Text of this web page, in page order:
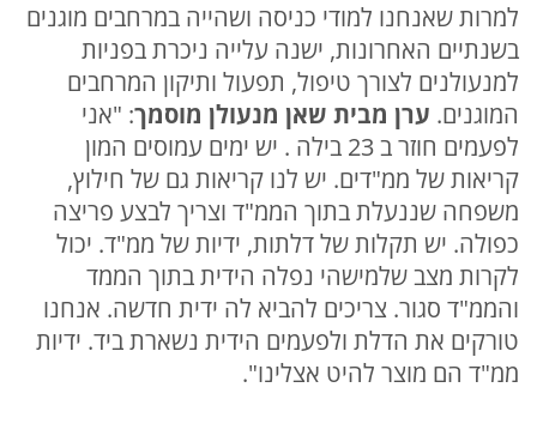
למרות שאנחנו למודי כניסה ושהייה במרחבים מוגנים
בשנתיים האחרונות, ישנה עלייה ניכרת בפניות
למנעולנים לצורך טיפול, תפעול ותיקון המרחבים
המוגנים. ערן מבית שאן מנעולן מוסמך: "אני
לפעמים חוזר ב 23 בילה . יש ימים עמוסים המון
קריאות של ממ"דים. יש לנו קריאות גם של חילוץ,
משפחה שננעלת בתוך הממ"ד וצריך לבצע פריצה
כפולה. יש תקלות של דלתות, ידיות של ממ"ד. יכול
לקרות מצב שלמישהי נפלה הידית בתוך הממד
והממ"ד סגור. צריכים להביא לה ידית חדשה. אנחנו
טורקים את הדלת ולפעמים הידית נשארת ביד. ידיות
ממ"ד הם מוצר להיט אצלינו".